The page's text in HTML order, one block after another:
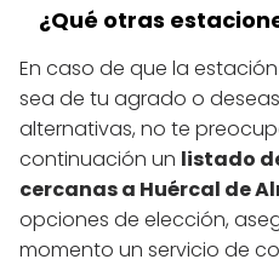
¿Qué otras
En caso de que la estación
sea de tu agrado o
alternativas, no te
continuación un listado
cercanas a Huércal de
opciones de elección,
momento un servicio de